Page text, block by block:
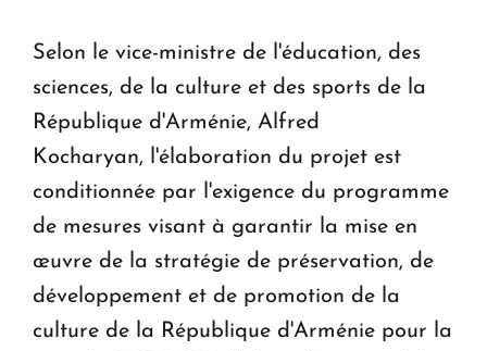
Selon le vice-ministre de l'éducation, des
sciences, de la culture et des sports de la
République d'Arménie, Alfred
Kocharyan, l'élaboration du projet est
conditionnée par l'exigence du programme
de mesures visant à garantir la mise en
œuvre de la stratégie de préservation, de
développement et de promotion de la
culture de la République d'Arménie pour la